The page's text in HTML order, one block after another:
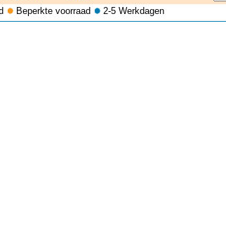
Beperkte voorraad 2-5 Werkdagen